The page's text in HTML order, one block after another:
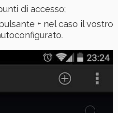
di accesso;
+ nel caso il vostro